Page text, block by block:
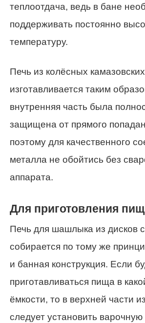
теплоотдача, ведь в бане
поддерживать постоянно
температуру.
Печь из колёсных
изготавливается таким
внутренняя часть была
защищена от прямого
поэтому для качественного
металла не обойтись без
аппарата.
Для приготовления
Печь для шашлыка из дисков
собирается по тому же
и банная конструкция. Если
приготавливаться пища в
ёмкости, то в верхней части
следует установить варочную